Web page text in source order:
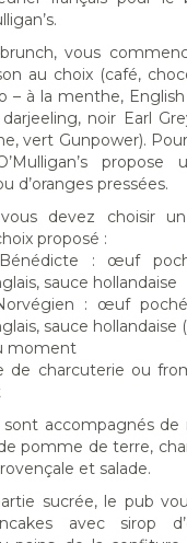
vous
au choix (café,
– à la menthe,
noir Earl
vert Gunpower).
d’oranges pressées.
devez choisir
proposé :
: œuf
sauce hollandaise
: œuf
sauce hollandaise
moment
de charcuterie ou
sont accompagnés de
pomme de terre,
et salade.
sucrée, le pub
avec sirop